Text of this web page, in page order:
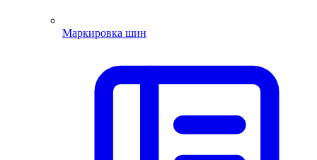
Маркировка шин